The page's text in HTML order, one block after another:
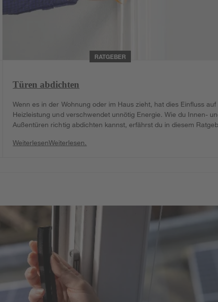
RATGEBER
Türen abdichten
Wenn es in der Wohnung oder im Haus zieht, hat dies Einfluss auf
Heizleistung und verschwendet unnötig Energie. Wie du Innen-
Außentüren richtig abdichten kannst, erfährst du in diesem
WeiterlesenWeiterlesen.